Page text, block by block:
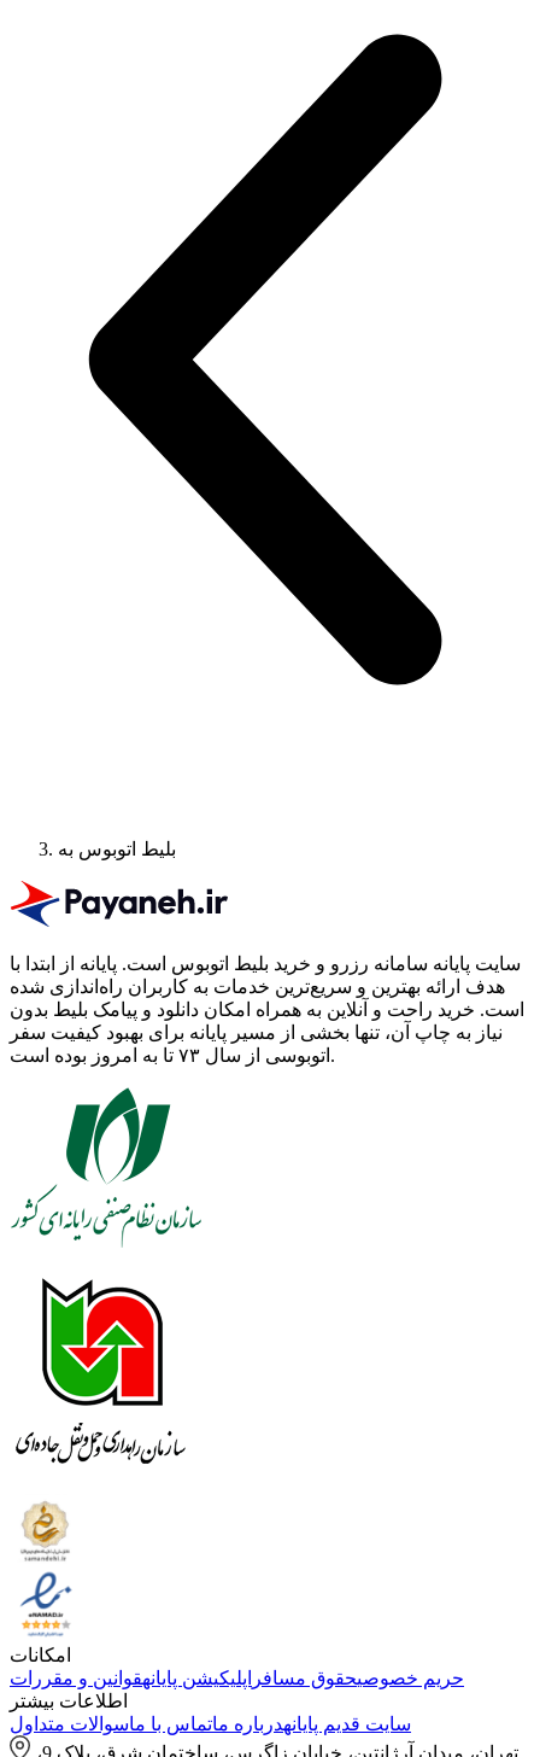
بلیط اتوبوس به
سایت پایانه سامانه رزرو و خرید بلیط اتوبوس است. پایانه از ابتدا با
هدف ارائه بهترین و سریع‌ترین خدمات به کاربران راه‌اندازی شده
است. خرید راحت و آنلاین به همراه امکان دانلود و پیامک بلیط بدون
نیاز به چاپ آن، تنها بخشی از مسیر پایانه برای بهبود کیفیت سفر
اتوبوسی از سال ۷۳ تا به امروز بوده است.
امکانات
حریم خصوصیحقوق مسافر اپلیکیشن پایانهقوانین و مقررات
اطلاعات بیشتر
سایت قدیم پایانهدرباره ماتماس با ماسوالات متداول